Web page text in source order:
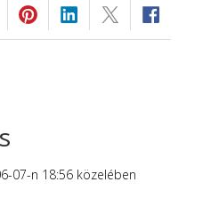
07-n 18:56 közelében